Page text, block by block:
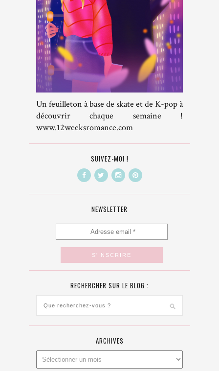
Un feuilleton à base de skate et de K-pop à
découvrir chaque semaine !
www.12weeksromance.com
SUIVEZ-MOI !
NEWSLETTER
RECHERCHER SUR LE BLOG :
ARCHIVES